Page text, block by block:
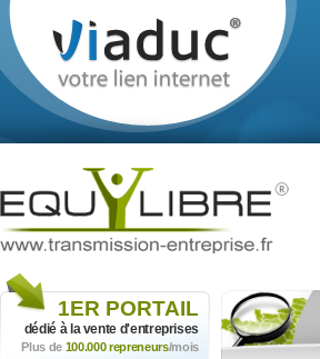
1ER PORTAIL
dédié à la vente d'entreprises
Plus de 100.000 repreneurs/mois